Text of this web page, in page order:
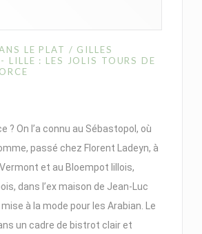
LE PLAT / GILLES
LILLE : LES JOLIS TOURS DE
? On l’a connu au Sébastopol, où
passé chez Florent Ladeyn, à
et au Bloempot lillois,
dans l’ex maison de Jean-Luc
à la mode pour les Arabian. Le
un cadre de bistrot clair et